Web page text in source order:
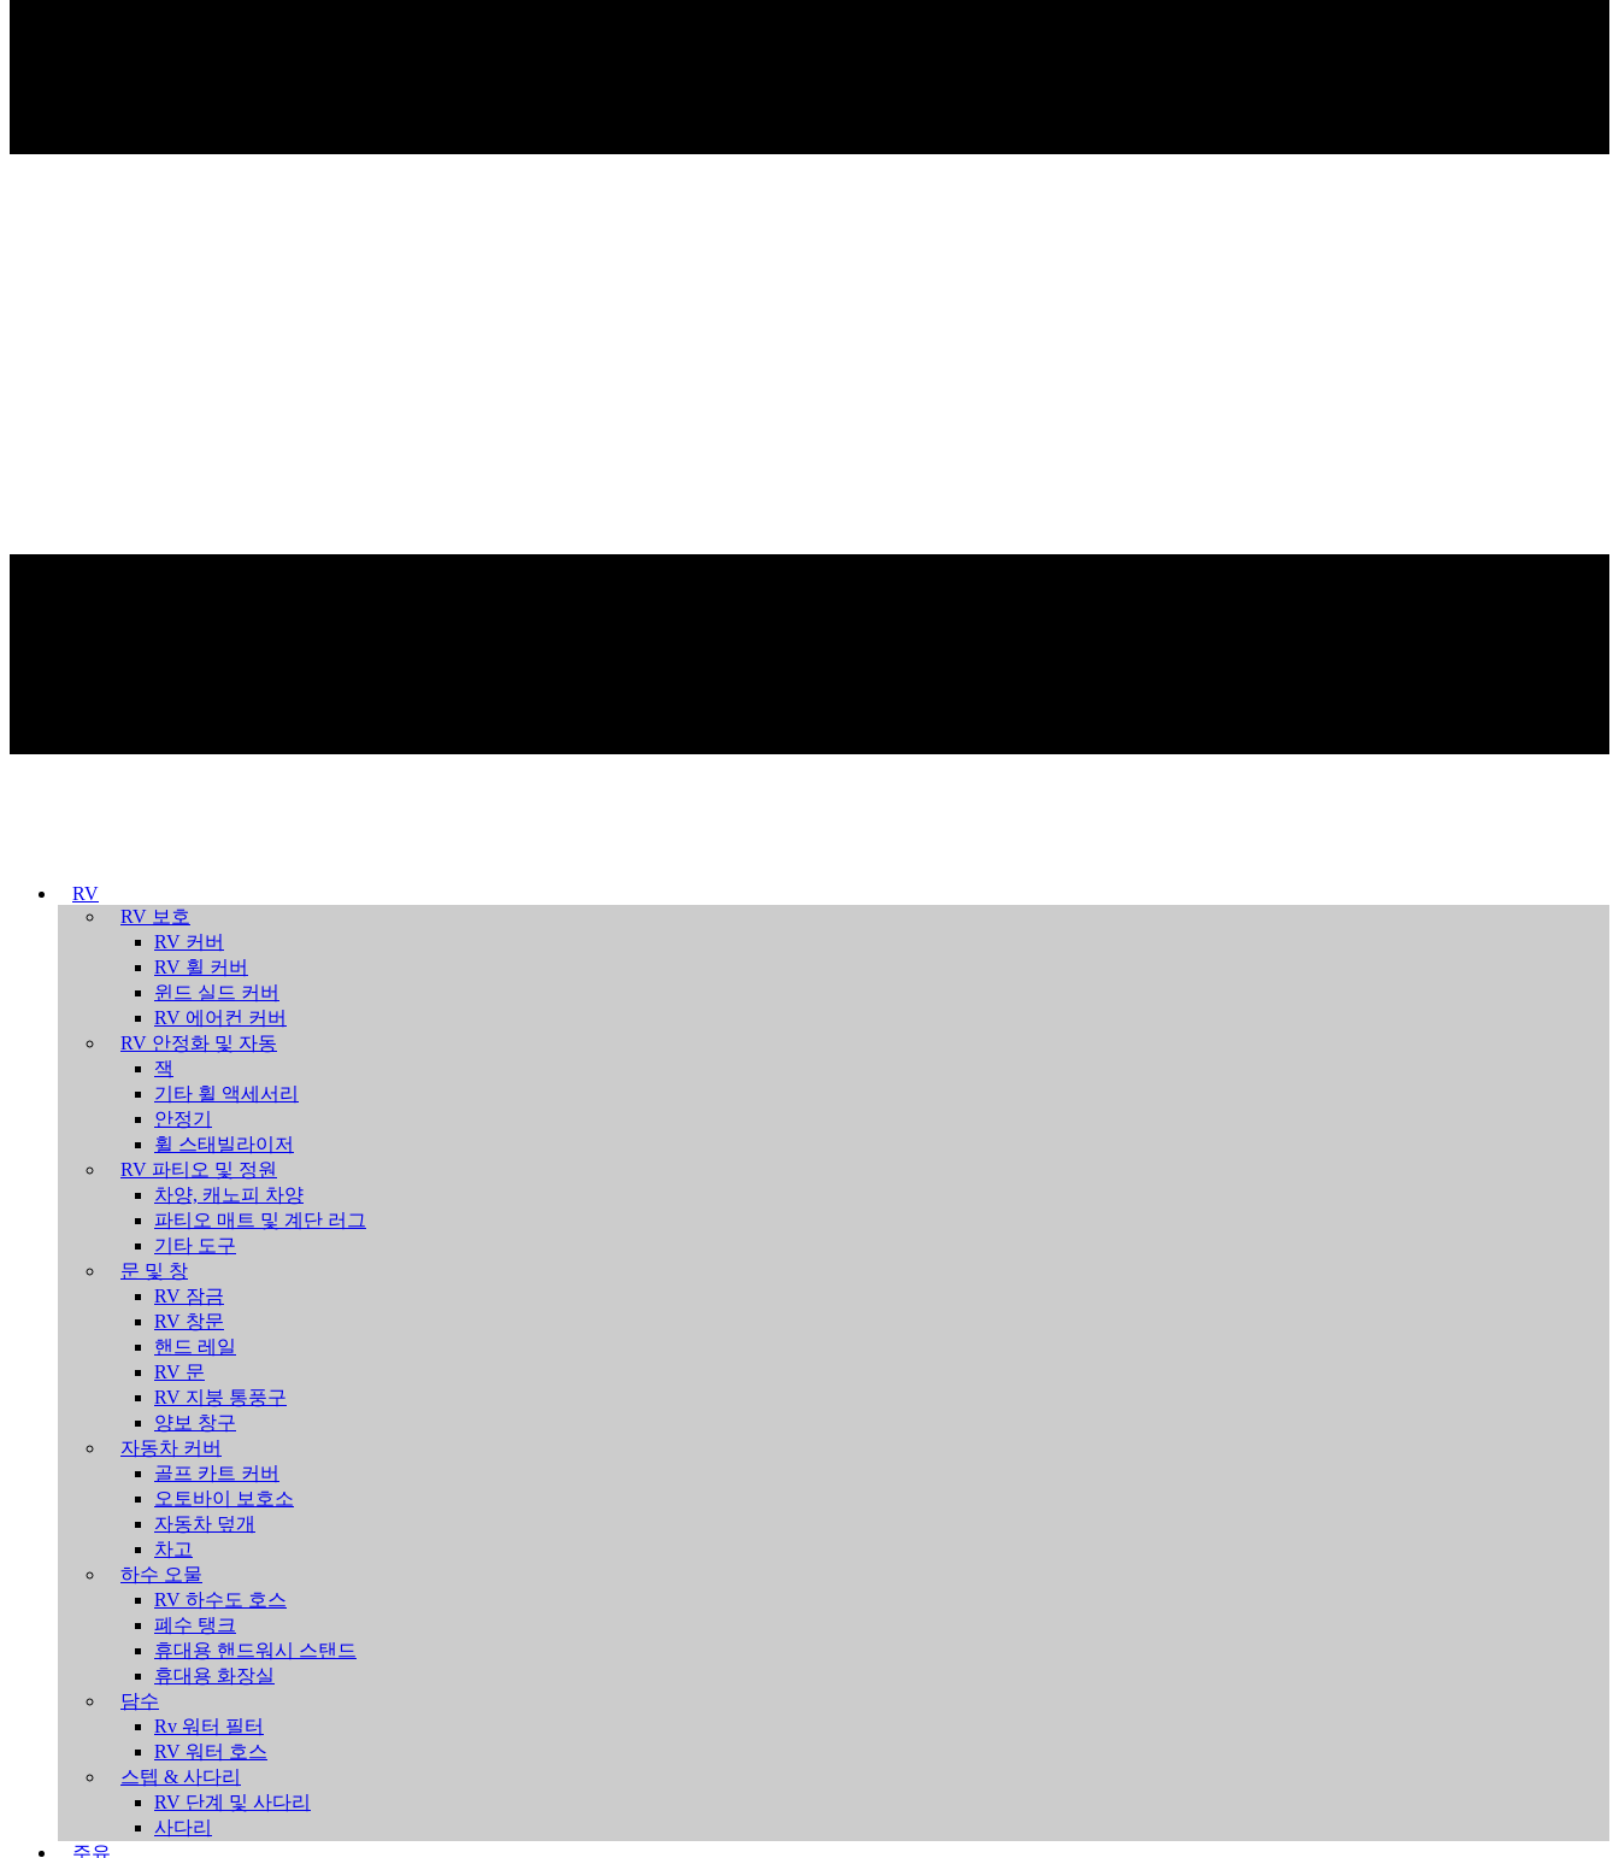
RV
RV 보호
RV 커버
RV 휠 커버
윈드 실드 커버
RV 에어컨 커버
RV 안정화 및 자동
잭
기타 휠 액세서리
안정기
휠 스태빌라이저
RV 파티오 및 정원
차양, 캐노피 차양
파티오 매트 및 계단 러그
기타 도구
문 및 창
RV 잠금
RV 창문
핸드 레일
RV 문
RV 지붕 통풍구
양보 창구
자동차 커버
골프 카트 커버
오토바이 보호소
자동차 덮개
차고
하수 오물
RV 하수도 호스
폐수 탱크
휴대용 핸드워시 스탠드
휴대용 화장실
담수
Rv 워터 필터
RV 워터 호스
스텝 & 사다리
RV 단계 및 사다리
사다리
주유